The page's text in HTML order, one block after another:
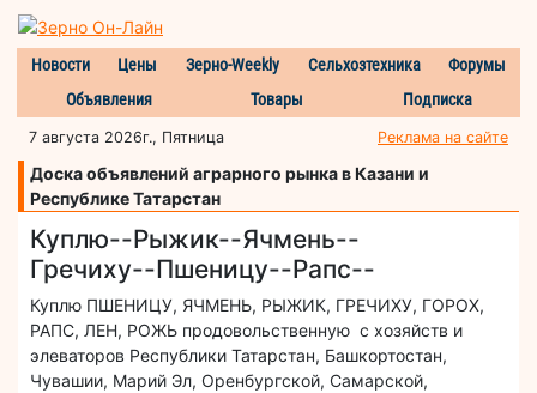
Новости Цены Зерно-Weekly Сельхозтехника
Форумы
Объявления
Товары Подписка
7 августа 2026г., Пятница Реклама на сайте
Доска объявлений аграрного рынка в Казани и
Республике Татарстан
Куплю--Рыжик--Ячмень--
Гречиху--Пшеницу--Рапс--
Куплю ПШЕНИЦУ, ЯЧМЕНЬ, РЫЖИК, ГРЕЧИХУ, ГОРОХ,
РАПС, ЛЕН, РОЖЬ продовольственную с хозяйств и
элеваторов Республики Татарстан, Башкортостан,
Чувашии, Марий Эл, Оренбургской, Самарской,